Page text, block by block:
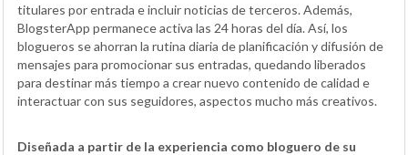
titulares por entrada e incluir noticias de terceros. Además,
BlogsterApp permanece activa las 24 horas del día. Así, los
blogueros se ahorran la rutina diaria de planificación y difusión de
mensajes para promocionar sus entradas, quedando liberados
para destinar más tiempo a crear nuevo contenido de calidad e
interactuar con sus seguidores, aspectos mucho más creativos.
Diseñada a partir de la experiencia como bloguero de su